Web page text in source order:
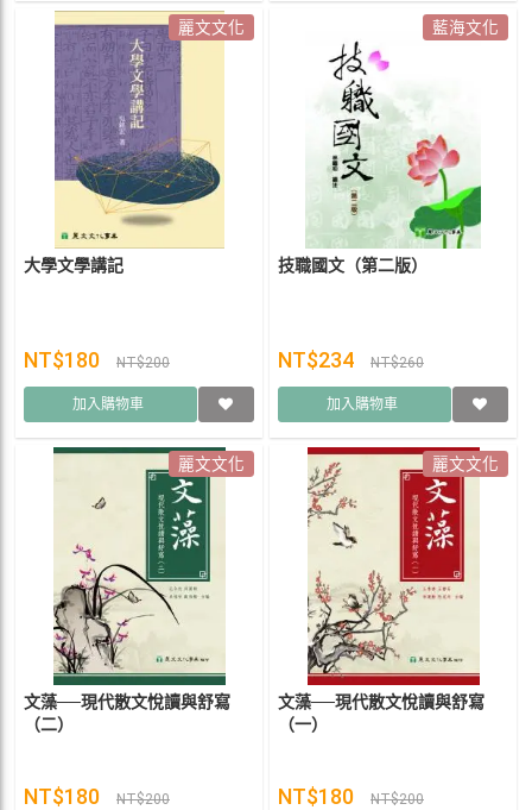
麗文文化
大學文學講記
NT$180 NT$200
加入購物車
藍海文化
技職國文（第二版）
NT$234 NT$260
加入購物車
麗文文化
文藻──現代散文悅讀與舒寫
（二）
NT$180 NT$200
麗文文化
文藻──現代散文悅讀與舒寫
（一）
NT$180 NT$200